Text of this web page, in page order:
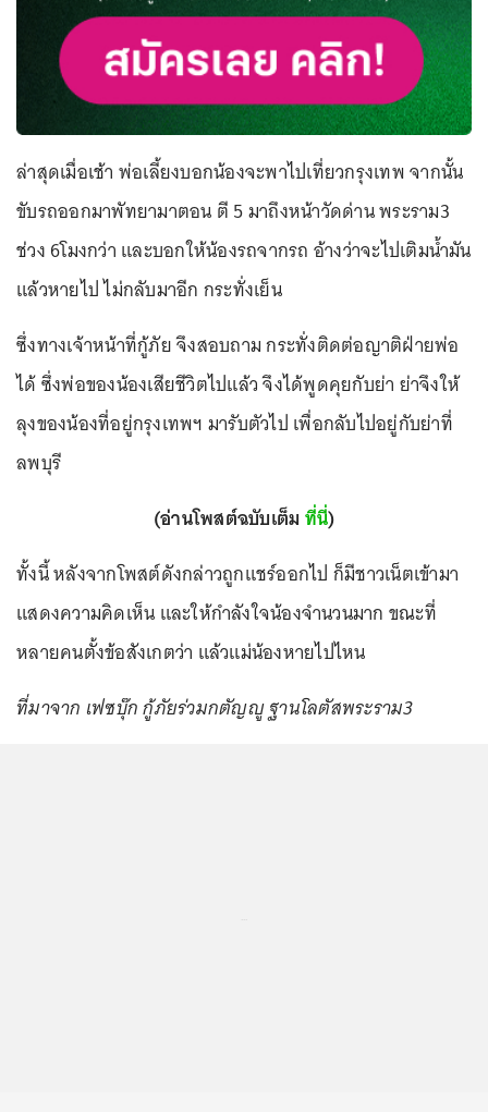
ล่าสุดเมื่อเช้า พ่อเลี้ยงบอกน้องจะพาไปเที่ยวกรุงเทพ จากนั้น
ขับรถออกมาพัทยามาตอน ตี 5 มาถึงหน้าวัดด่าน พระราม3
ช่วง 6โมงกว่า และบอกให้น้องรถจากรถ อ้างว่าจะไปเติมน้ำมัน
แล้วหายไป ไม่กลับมาอีก กระทั่งเย็น
ซึ่งทางเจ้าหน้าที่กู้ภัย จึงสอบถาม กระทั่งติดต่อญาติฝ่ายพ่อ
ได้ ซึ่งพ่อของน้องเสียชีวิตไปแล้ว จึงได้พูดคุยกับย่า ย่าจึงให้
ลุงของน้องที่อยู่กรุงเทพฯ มารับตัวไป เพื่อกลับไปอยู่กับย่าที่
ลพบุรี
(อ่านโพสต์ฉบับเต็ม ที่นี่)
ทั้งนี้ หลังจากโพสต์ดังกล่าวถูกแชร์ออกไป ก็มีชาวเน็ตเข้ามา
แสดงความคิดเห็น และให้กำลังใจน้องจำนวนมาก ขณะที่
หลายคนตั้งข้อสังเกตว่า แล้วแม่น้องหายไปไหน
ที่มาจาก เฟซบุ๊ก กู้ภัยร่วมกตัญญู ฐานโลตัสพระราม3